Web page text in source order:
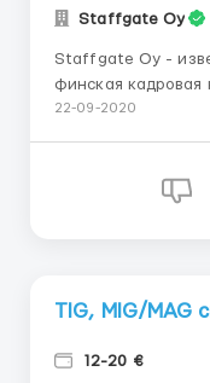
Staffgate Oy
Staffgate Oy -
финская
обширным
различных
22-09-2020
TIG, MIG/MAG
12-20 €